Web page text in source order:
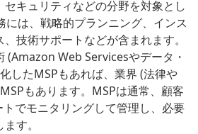
セキュリティなどの分野を対象とし
には、戦略的プランニング、インス
技術サポートなどが含まれます。
(Amazon Web Servicesやデータ・
したMSPもあれば、業界 (法律や
もあります。MSPは通常、顧客
でモニタリングして管理し、必要
す。